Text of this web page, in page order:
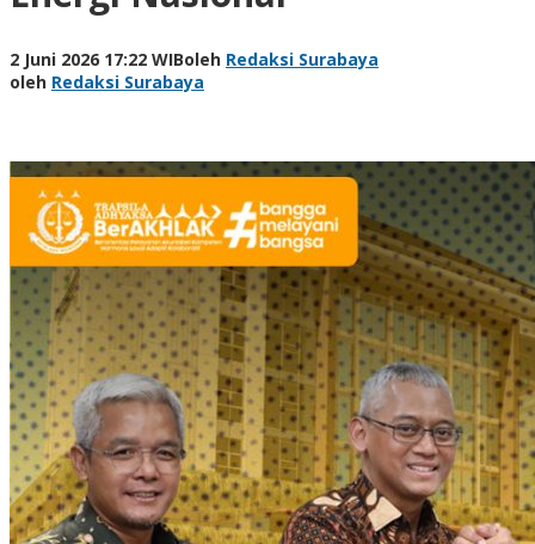
2 Juni 2026 17:22 WIBoleh Redaksi Surabaya
oleh Redaksi Surabaya